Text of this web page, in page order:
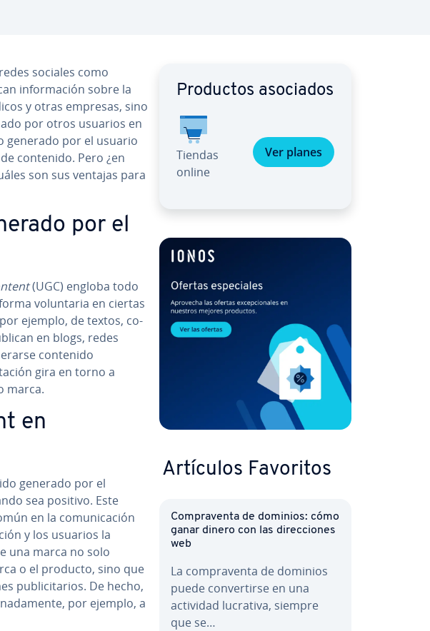
sociales como
in­fo­r­ma­ción sobre la
y otras empresas, sino
por otros usuarios en
generado por el usuario
contenido. Pero ¿en
son sus ventajas para
por el
(UGC) engloba todo
vo­lu­n­ta­ria en ciertas
ejemplo, de textos, co­
en blogs, redes
contenido
gira en torno a
marca.
en
generado por el
sea positivo. Este
en la co­mu­ni­ca­ción
y los usuarios la
una marca no solo
o el producto, sino que
pu­bli­ci­ta­rios. De hecho,
por ejemplo, a
Productos asociados
Tiendas
online
Ver planes
Artículos Favoritos
Co­m­pra­ve­n­ta de dominios: cómo
ganar dinero con las di­re­c­cio­nes
web
La co­m­pra­ve­n­ta de dominios
puede co­n­ve­r­ti­r­se en una
actividad lucrativa, siempre
que se…